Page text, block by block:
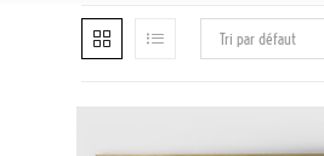
Tri par défaut